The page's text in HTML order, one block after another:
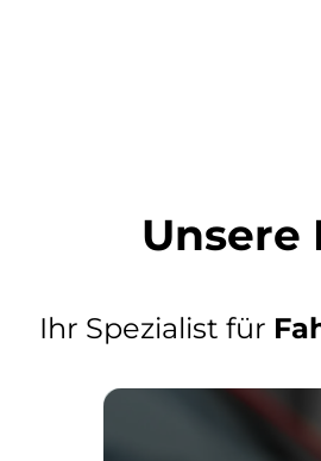
Unsere
Ihr Spezialist für